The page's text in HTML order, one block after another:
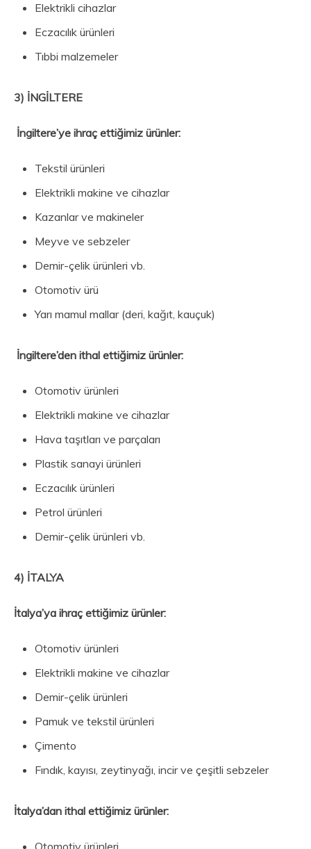
Elektrikli cihazlar
Eczacılık ürünleri
Tıbbi malzemeler
3) İNGİLTERE
İngiltere’ye ihraç ettiğimiz ürünler:
Tekstil ürünleri
Elektrikli makine ve cihazlar
Kazanlar ve makineler
Meyve ve sebzeler
Demir-çelik ürünleri vb.
Otomotiv ürü
Yarı mamul mallar (deri, kağıt, kauçuk)
İngiltere’den ithal ettiğimiz ürünler:
Otomotiv ürünleri
Elektrikli makine ve cihazlar
Hava taşıtları ve parçaları
Plastik sanayi ürünleri
Eczacılık ürünleri
Petrol ürünleri
Demir-çelik ürünleri vb.
4) İTALYA
İtalya’ya ihraç ettiğimiz ürünler:
Otomotiv ürünleri
Elektrikli makine ve cihazlar
Demir-çelik ürünleri
Pamuk ve tekstil ürünleri
Çimento
Fındık, kayısı, zeytinyağı, incir ve çeşitli sebzeler
İtalya’dan ithal ettiğimiz ürünler:
Otomotiv ürünleri